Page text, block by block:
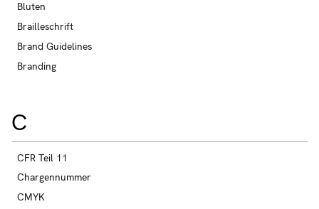
Bluten
Brailleschrift
Brand Guidelines
Branding
C
CFR Teil 11
Chargennummer
CMYK